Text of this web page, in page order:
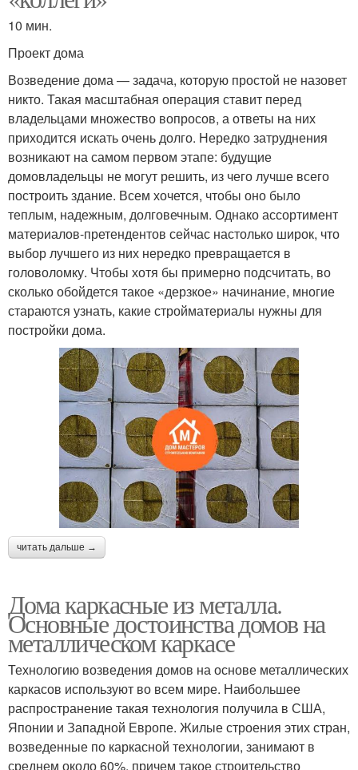
10 мин.
Проект дома
Возведение дома — задача, которую простой не назовет
никто. Такая масштабная операция ставит перед
владельцами множество вопросов, а ответы на них
приходится искать очень долго. Нередко затруднения
возникают на самом первом этапе: будущие
домовладельцы не могут решить, из чего лучше всего
построить здание. Всем хочется, чтобы оно было
теплым, надежным, долговечным. Однако ассортимент
материалов-претендентов сейчас настолько широк, что
выбор лучшего из них нередко превращается в
головоломку. Чтобы хотя бы примерно подсчитать, во
сколько обойдется такое «дерзкое» начинание, многие
стараются узнать, какие стройматериалы нужны для
постройки дома.
читать дальше →
Дома каркасные из металла.
Основные достоинства домов на
металлическом каркасе
Технологию возведения домов на основе металлических
каркасов используют во всем мире. Наибольшее
распространение такая технология получила в США,
Японии и Западной Европе. Жилые строения этих стран,
возведенные по каркасной технологии, занимают в
среднем около 60%, причем такое строительство